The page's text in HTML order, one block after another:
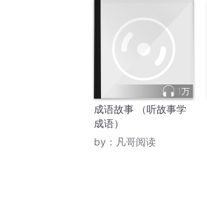
1万
成语故事 （听故事学
成语）
by： 凡哥阅读